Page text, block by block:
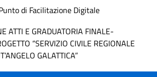
di Facilitazione Digitale
ATTI E GRADUATORIA FINALE-
“SERVIZIO CIVILE REGIONALE
GALATTICA”